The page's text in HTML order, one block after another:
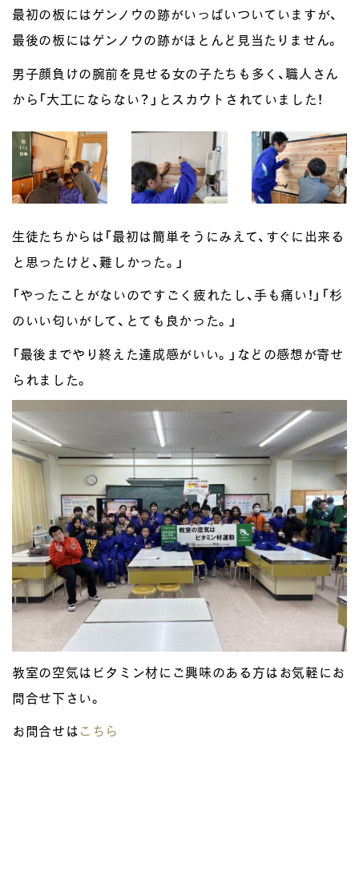
最初の板にはゲンノウの跡がいっぱいついていますが、
最後の板にはゲンノウの跡がほとんど見当たりません。
男子顔負けの腕前を見せる女の子たちも多く、職人さん
から「大工にならない？」とスカウトされていました！
生徒たちからは「最初は簡単そうにみえて、すぐに出来る
と思ったけど、難しかった。」
「やったことがないのですごく疲れたし、手も痛い！」「杉
のいい匂いがして、とても良かった。」
「最後までやり終えた達成感がいい。」などの感想が寄せ
られました。
教室の空気はビタミン材にご興味のある方はお気軽にお
問合せ下さい。
お問合せは こちら